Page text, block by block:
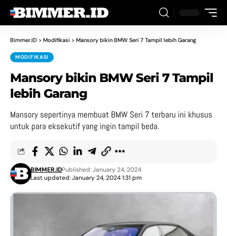
Bimmer.ID > Modifikasi > Mansory bikin BMW Seri 7 Tampil lebih Garang
MODIFIKASI
Mansory bikin BMW Seri 7 Tampil
lebih Garang
Mansory sepertinya membuat BMW Seri 7 terbaru ini khusus
untuk para eksekutif yang ingin tampil beda.
Last updated: January 24, 2024 1:31 pm
BIMMER.IDPublished: January 24, 2024